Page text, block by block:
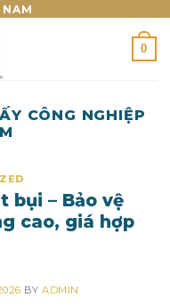
NAM
0
CÔNG NGHIỆP
bụi – Bảo vệ
cao, giá hợp
BY ADMIN